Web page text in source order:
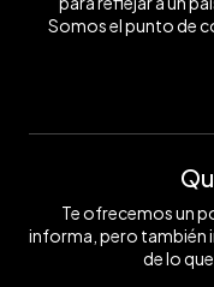
Somos el punto de
Te ofrecemos un
informa, pero también
de lo